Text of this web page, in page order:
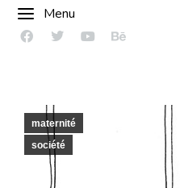
Menu
maternité
société